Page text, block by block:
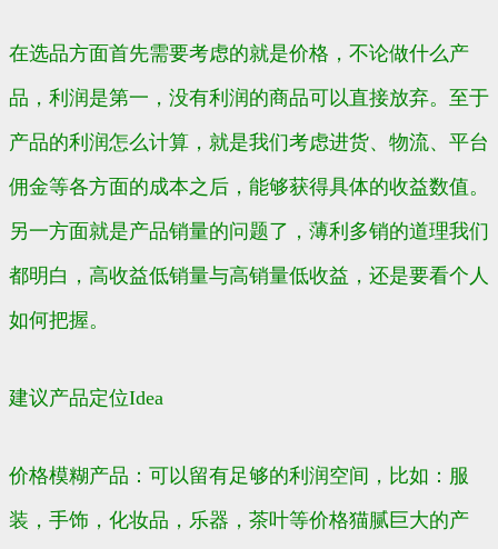
在选品方面首先需要考虑的就是价格，不论做什么产
品，利润是第一，没有利润的商品可以直接放弃。至于
产品的利润怎么计算，就是我们考虑进货、物流、平台
佣金等各方面的成本之后，能够获得具体的收益数值。
另一方面就是产品销量的问题了，薄利多销的道理我们
都明白，高收益低销量与高销量低收益，还是要看个人
如何把握。
建议产品定位Idea
价格模糊产品：可以留有足够的利润空间，比如：服
装，手饰，化妆品，乐器，茶叶等价格猫腻巨大的产